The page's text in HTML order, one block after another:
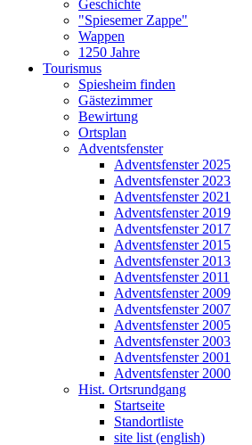
Geschichte
"Spiesemer Zappe"
Wappen
1250 Jahre
Tourismus
Spiesheim finden
Gästezimmer
Bewirtung
Ortsplan
Adventsfenster
Adventsfenster 2025
Adventsfenster 2023
Adventsfenster 2021
Adventsfenster 2019
Adventsfenster 2017
Adventsfenster 2015
Adventsfenster 2013
Adventsfenster 2011
Adventsfenster 2009
Adventsfenster 2007
Adventsfenster 2005
Adventsfenster 2003
Adventsfenster 2001
Adventsfenster 2000
Hist. Ortsrundgang
Startseite
Standortliste
site list (english)